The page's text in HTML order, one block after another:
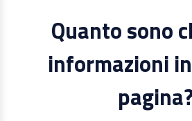
Quanto sono
informazioni